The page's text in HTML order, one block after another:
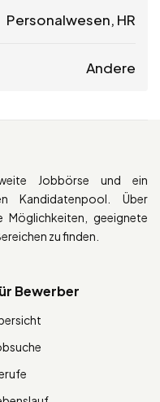
Personalwesen, HR
Andere
Jobbörse und ein
Kandidatenpool. Über
Möglichkeiten, geeignete
zu finden.
Bewerber